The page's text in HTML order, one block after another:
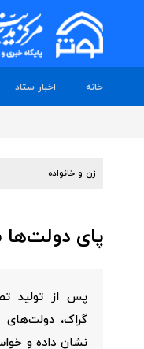
خانه اخبار ستاد
زن و خانواده
پای دولت‌ها
پس از تولید
گراک،
نشان داده و